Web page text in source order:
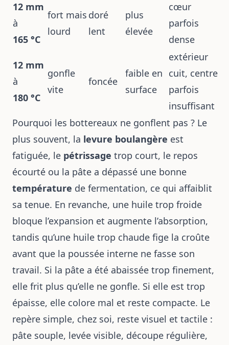
12 mm
à
165 °C
fort mais
lourd
doré
lent
plus
élevée
cœur
parfois
dense
12 mm
à
180 °C
gonfle
vite
foncée
faible en
surface
extérieur
cuit, centre
parfois
insuffisant
Pourquoi les bottereaux ne gonflent pas ? Le
plus souvent, la levure boulangère est
fatiguée, le pétrissage trop court, le repos
écourté ou la pâte a dépassé une bonne
température de fermentation, ce qui affaiblit
sa tenue. En revanche, une huile trop froide
bloque l’expansion et augmente l’absorption,
tandis qu’une huile trop chaude fige la croûte
avant que la poussée interne ne fasse son
travail. Si la pâte a été abaissée trop finement,
elle frit plus qu’elle ne gonfle. Si elle est trop
épaisse, elle colore mal et reste compacte. Le
repère simple, chez soi, reste visuel et tactile :
pâte souple, levée visible, découpe régulière,